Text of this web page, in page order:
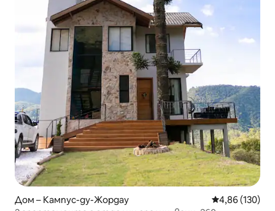
Дом – Кампус-ду-Жордау Средна
4,86 (130)